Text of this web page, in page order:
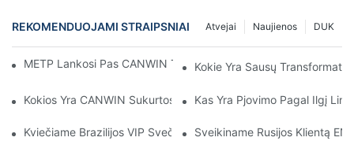
REKOMENDUOJAMI STRAIPSNIAI DUK
Naujienos
Atvejai
METP Lankosi Pas CANWIN Tiekėją Ir Gamintojus | CANWIN
Kokie Yra Sausų
Kokios Yra CANWIN Sukurtos CAH (23) -300/400/600DV
Kas Yra Pjovimo Pagal Ilgį
Kviečiame Brazilijos VIP Svečius Dar Kartą Apsilankyti
Sveikiname Rusijos Klientą